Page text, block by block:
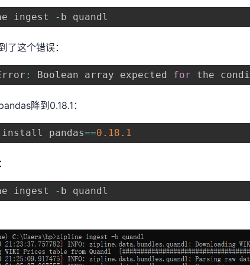
ingest -
了这个错误：
: Boolean array expected for the
降到0.18.1：
install pandas==0.18 .1
ingest -